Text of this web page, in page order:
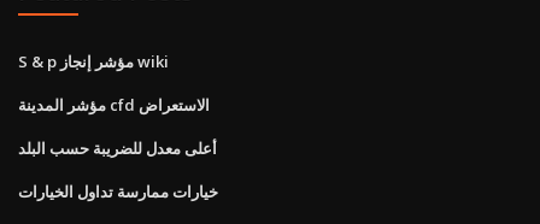
S & p مؤشر إنجاز wiki
مؤشر المدينة cfd الاستعراض
أعلى معدل للضريبة حسب البلد
خيارات ممارسة تداول الخيارات